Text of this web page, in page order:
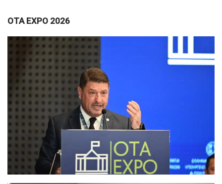
OTA EXPO 2026